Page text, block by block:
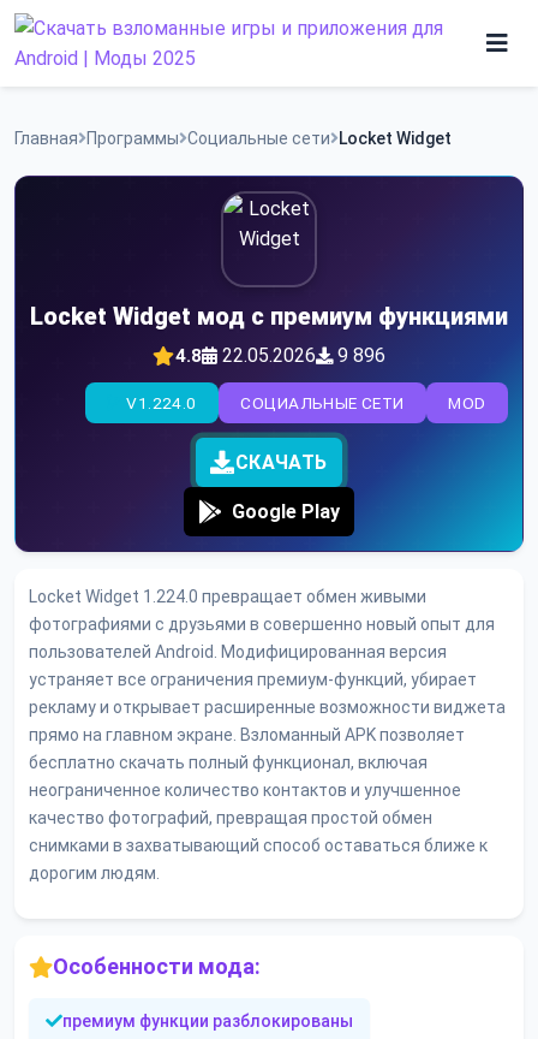
Skip
Программы
Главная Программы Социальные сети Locket Widget
Locket Widget мод с премиум функциями
4.8 22.05.2026 9 896
MOD
СОЦИАЛЬНЫЕ СЕТИ
V1.224.0
СКАЧАТЬ
Google Play
Locket Widget 1.224.0 превращает обмен живыми
фотографиями с друзьями в совершенно новый опыт для
пользователей Android. Модифицированная версия
устраняет все ограничения премиум-функций, убирает
рекламу и открывает расширенные возможности виджета
прямо на главном экране. Взломанный APK позволяет
бесплатно скачать полный функционал, включая
неограниченное количество контактов и улучшенное
качество фотографий, превращая простой обмен
снимками в захватывающий способ оставаться ближе к
дорогим людям.
Особенности мода:
премиум функции разблокированы